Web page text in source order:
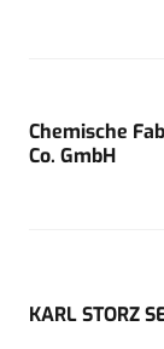
Chemische
Co. GmbH
KARL STORZ